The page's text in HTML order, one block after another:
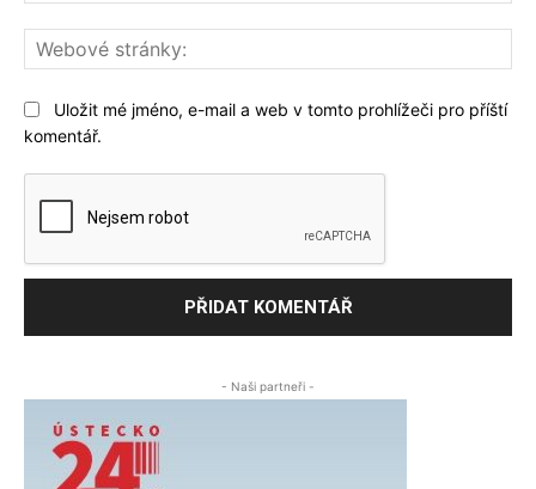
Uložit mé jméno, e-mail a web v tomto prohlížeči pro příští
komentář.
- Naši partneři -